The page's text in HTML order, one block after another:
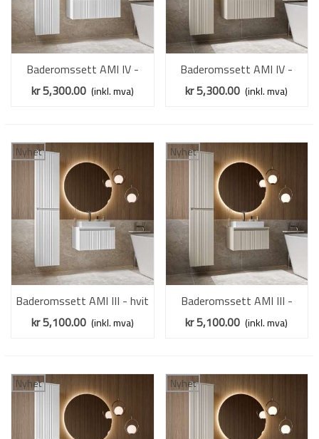
Baderomssett AMI IV -
hvit matt - 2 deler
kr 5,300.00 (inkl. mva)
Baderomssett AMI IV -
cashmere - 2 deler
kr 5,300.00 (inkl. mva)
Nyhet
Baderomssett AMI III - hvit
matt - 2 deler
kr 5,100.00 (inkl. mva)
Nyhet
Baderomssett AMI III -
cashmere - 2 deler
kr 5,100.00 (inkl. mva)
Nyhet Nyhet